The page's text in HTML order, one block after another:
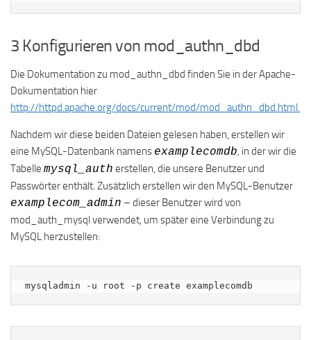
3 Konfigurieren von mod_authn_dbd
Die Dokumentation zu mod_authn_dbd finden Sie in der Apache-
Dokumentation hier
http://httpd.apache.org/docs/current/mod/mod_authn_dbd.html.
Nachdem wir diese beiden Dateien gelesen haben, erstellen wir
eine MySQL-Datenbank namens examplecomdb, in der wir die
Tabelle mysql_auth erstellen, die unsere Benutzer und
Passwörter enthält. Zusätzlich erstellen wir den MySQL-Benutzer
examplecom_admin – dieser Benutzer wird von
mod_auth_mysql verwendet, um später eine Verbindung zu
MySQL herzustellen:
mysqladmin -u root -p create examplecomdb